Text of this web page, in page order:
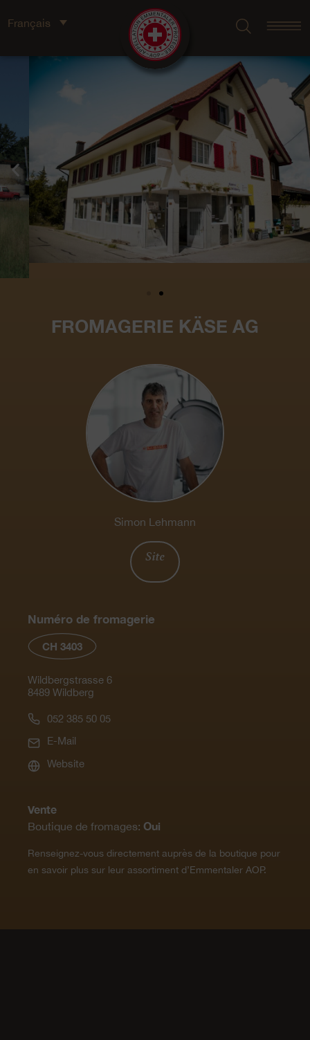
Français
FROMAGERIE KÄSE AG
Simon Lehmann
Site
Numéro de fromagerie
CH 3403
Wildbergstrasse 6
8489 Wildberg
052 385 50 05
E-Mail
Website
Vente
Boutique de fromages: Oui
Renseignez-vous directement auprès de la boutique pour
en savoir plus sur leur assortiment d’Emmentaler AOP.